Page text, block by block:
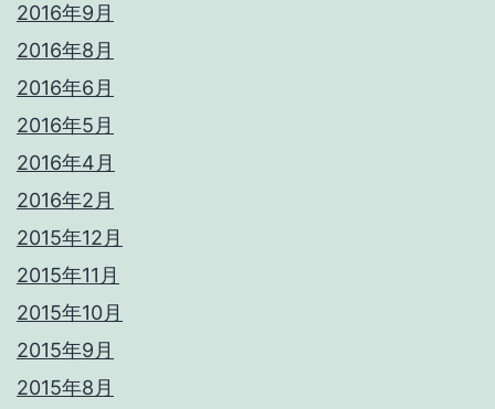
2016年9月
2016年8月
2016年6月
2016年5月
2016年4月
2016年2月
2015年12月
2015年11月
2015年10月
2015年9月
2015年8月